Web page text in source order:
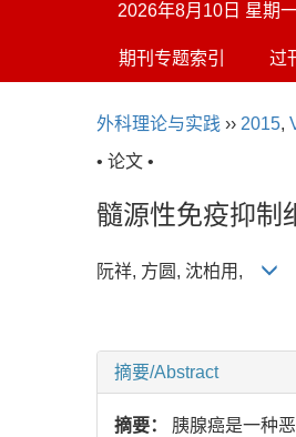
2026年8月10日 星期
期刊专题索引 过
外科理论与实践 ›› 2015,
• 论文 •
髓源性免疫抑制
阮祥, 方圆, 沈柏用,
摘要/Abstract
摘要： 胰腺癌是一种